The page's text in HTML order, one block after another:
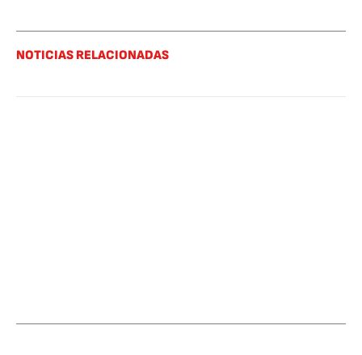
NOTICIAS RELACIONADAS